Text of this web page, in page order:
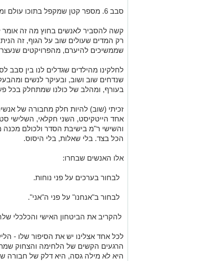
סבב 6. מספר קטן שמקפל בתוכו עולם ומלואו.
קשה להסביר לאנשים בחוץ מה זה
רק המדים שעולים שוב על הגוף, זה
שממשיכים להיערם, מהפרויקטים
לחלקינו מהילדים שגדלים לנו בין סבב
שנדחים שוב ושוב, ובעיקר לנשים
בעורף, ומהלב של כולנו שמתחלק בכל
זכיתי (שוב) להיות חלק מחבורה של
אחד הייטקיסט, השני חקלאי, השלישי
והשישי ר"מ בישיבת הסדר ולכולם
הכל בצד. בלי שאלות, בלי היסוס.
אלו האנשים שבחרו:
לבחור בערכים על פני נוחות.
לבחור ב"אנחנו" על פני ה"אני".
להקריב את הביטחון האישי והכלכלי
לכל אחד אצלינו יש את הסיפור שלו -
הרגעים הקשים של הלחימה והצחוק
היא לא מילה גסה, היא דלק של חבורה